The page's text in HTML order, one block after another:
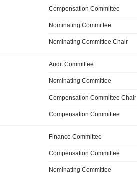
Compensation Committee
Nominating Committee
Nominating Committee Chair
Audit Committee
Nominating Committee
Compensation Committee Chair
Compensation Committee
Finance Committee
Compensation Committee
Nominating Committee